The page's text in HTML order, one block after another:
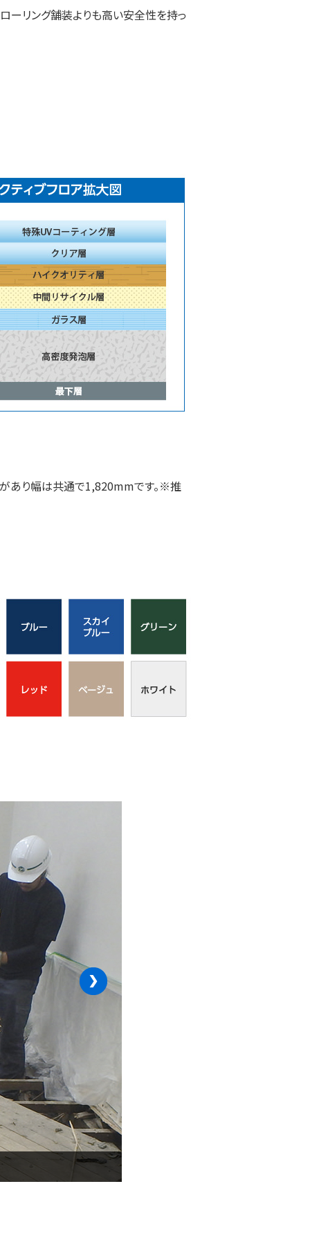
ーリング舗装よりも高い安全性を持っ
あり幅は共通で1,820mmです。※推
›